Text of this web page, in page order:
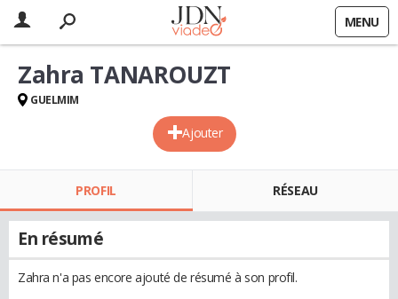
MENU
Ajouter
Zahra TANAROUZT
GUELMIM
PROFIL RÉSEAU
En résumé
Zahra n'a pas encore ajouté de résumé à son profil.